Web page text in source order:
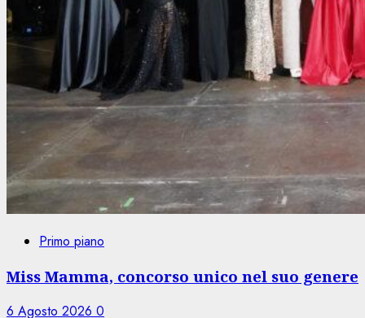
Primo piano
Miss Mamma, concorso unico nel suo genere
6 Agosto 2026 0